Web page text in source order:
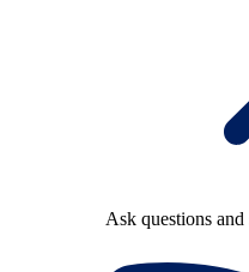
Ask questions